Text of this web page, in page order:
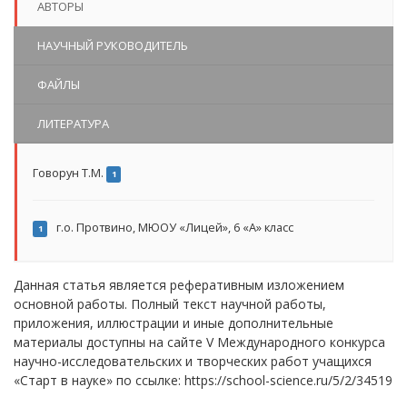
АВТОРЫ
НАУЧНЫЙ РУКОВОДИТЕЛЬ
ФАЙЛЫ
ЛИТЕРАТУРА
Говорун Т.М. 1
1 г.о. Протвино, МЮОУ «Лицей», 6 «А» класс
Данная статья является реферативным изложением
основной работы. Полный текст научной работы,
приложения, иллюстрации и иные дополнительные
материалы доступны на сайте V Международного конкурса
научно-исследовательских и творческих работ учащихся
«Старт в науке» по ссылке: https://school-science.ru/5/2/34519